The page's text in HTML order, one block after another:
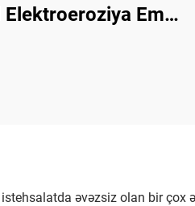
Elektroeroziya Emal
əvəzsiz olan bir